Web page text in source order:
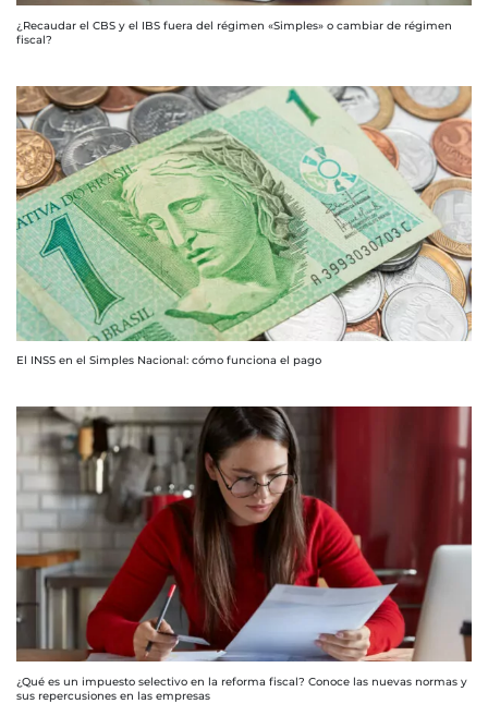
¿Recaudar el CBS y el IBS fuera del régimen «Simples» o cambiar de régimen
fiscal?
El INSS en el Simples Nacional: cómo funciona el pago
¿Qué es un impuesto selectivo en la reforma fiscal? Conoce las nuevas normas y
sus repercusiones en las empresas